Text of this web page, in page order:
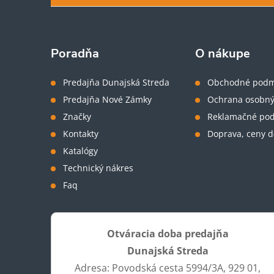
Poradňa
Predajňa Dunajská Streda
Predajňa Nové Zámky
Značky
Kontakty
Katalógy
Technický nákres
Faq
O nákupe
Obchodné
Ochrana
Reklamačné
Doprava, ceny
Otváracia doba predajňa
Dunajská Streda
Adresa: Povodská cesta 5994/3A, 929 01,